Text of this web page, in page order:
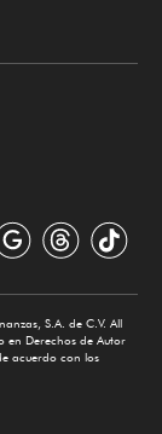
S.A. de C.V. All
en Derechos de Autor
acuerdo con los